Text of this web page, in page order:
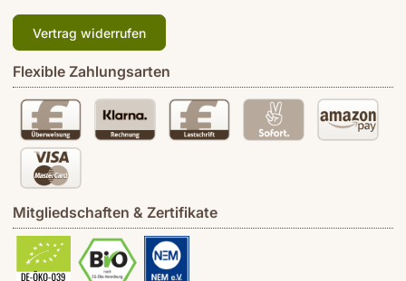
Vertrag widerrufen
Flexible Zahlungsarten
Mitgliedschaften & Zertifikate